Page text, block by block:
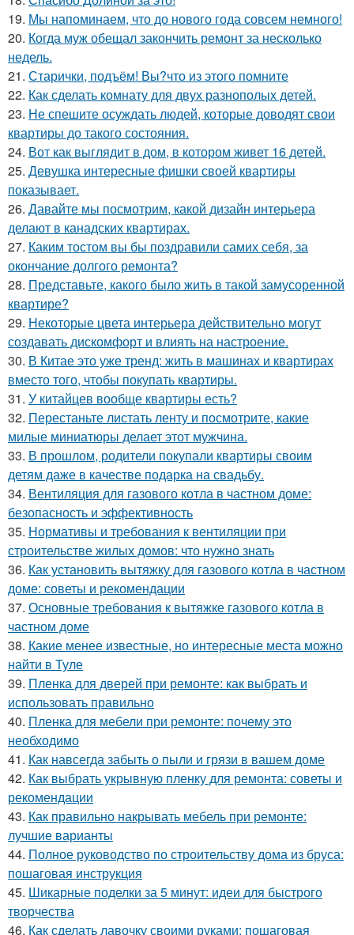
19. Мы напоминаем, что до нового года совсем немного!
20. Когда муж обещал закончить ремонт за несколько
недель.
21. Старички, подъём! Вы?что из этого помните
22. Как сделать комнату для двух разнополых детей.
23. Не спешите осуждать людей, которые доводят свои
квартиры до такого состояния.
24. Вот как выглядит в дом, в котором живет 16 детей.
25. Девушка интересные фишки своей квартиры
показывает.
26. Давайте мы посмотрим, какой дизайн интерьера
делают в канадских квартирах.
27. Каким тостом вы бы поздравили самих себя, за
окончание долгого ремонта?
28. Представьте, какого было жить в такой замусоренной
квартире?
29. Некоторые цвета интерьера действительно могут
создавать дискомфорт и влиять на настроение.
30. В Китае это уже тренд: жить в машинах и квартирах
вместо того, чтобы покупать квартиры.
31. У китайцев вообще квартиры есть?
32. Перестаньте листать ленту и посмотрите, какие
милые миниатюры делает этот мужчина.
33. В прошлом, родители покупали квартиры своим
детям даже в качестве подарка на свадьбу.
34. Вентиляция для газового котла в частном доме:
безопасность и эффективность
35. Нормативы и требования к вентиляции при
строительстве жилых домов: что нужно знать
36. Как установить вытяжку для газового котла в частном
доме: советы и рекомендации
37. Основные требования к вытяжке газового котла в
частном доме
38. Какие менее известные, но интересные места можно
найти в Туле
39. Пленка для дверей при ремонте: как выбрать и
использовать правильно
40. Пленка для мебели при ремонте: почему это
необходимо
41. Как навсегда забыть о пыли и грязи в вашем доме
42. Как выбрать укрывную пленку для ремонта: советы и
рекомендации
43. Как правильно накрывать мебель при ремонте:
лучшие варианты
44. Полное руководство по строительству дома из бруса:
пошаговая инструкция
45. Шикарные поделки за 5 минут: идеи для быстрого
творчества
46. Как сделать лавочку своими руками: пошаговая